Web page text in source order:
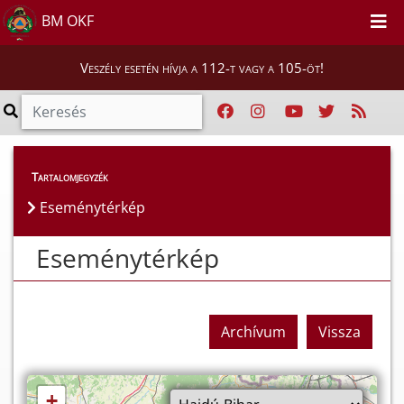
BM OKF
Veszély esetén hívja a 112-t vagy a 105-öt!
Eseménytérkép
Tartalomjegyzék
Eseménytérkép
Eseménytérkép
Vissza
Archívum